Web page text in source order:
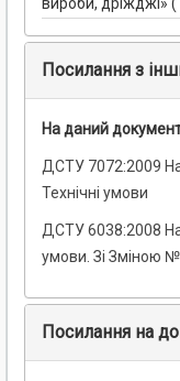
вироби, дріжджі»
Посилання з
На даний
ДСТУ 7072:2009
Технічні умови
ДСТУ 6038:2008
умови. Зі Зміною
Посилання на